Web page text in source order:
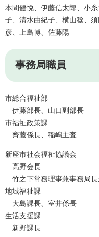
本間健悦、伊藤信太郎、小
子、清水由紀子、横山稔、
彦、上島博、佐藤陽
事務局職員
市総合福祉部
伊藤部長、山口副部長
市福祉政策課
齊藤係長、稲嶋主査
新座市社会福祉協議会
高野会長
竹之下常務理事兼事務局
地域福祉課
大島課長、室井係長
生活支援課
新野課長